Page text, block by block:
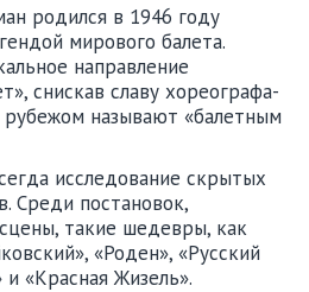
родился в 1946 году
мирового балета.
направление
снискав славу хореографа-
рубежом называют «балетным
исследование скрытых
Среди постановок,
такие шедевры, как
«Роден», «Русский
и «Красная Жизель».